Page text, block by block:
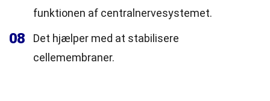
funktionen af centralnervesystemet.
08
Det hjælper med at stabilisere
cellemembraner.